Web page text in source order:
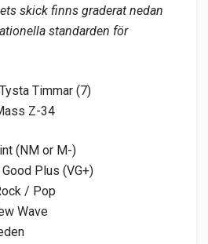
skick finns graderat nedan
standarden för
Timmar (7)
Z-34
(NM or M-)
Plus (VG+)
/ Pop
Wave